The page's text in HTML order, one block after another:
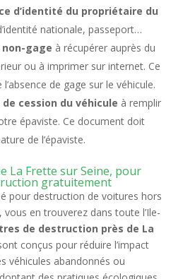
d’identité du propriétaire du
nationale, passeport…
gage à récupérer auprès du
ou à imprimer sur internet. Ce
de gage sur le véhicule.
cession du véhicule à remplir
épaviste. Ce document doit
de l’épaviste.
La Frette sur Seine, pour
gratuitement
pour destruction de voitures hors
vous en trouverez dans toute l’Ile-
de destruction près de La
conçus pour réduire l’impact
véhicules abandonnés ou